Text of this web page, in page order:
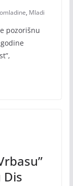
, Mladi
pozorišnu